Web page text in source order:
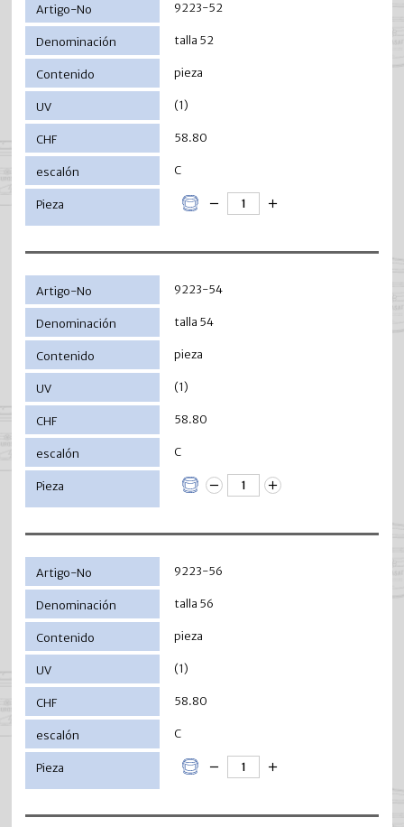
9223-52
talla 52
pieza
(1)
58.80
C
9223-54
talla 54
pieza
(1)
58.80
C
9223-56
talla 56
pieza
(1)
58.80
C